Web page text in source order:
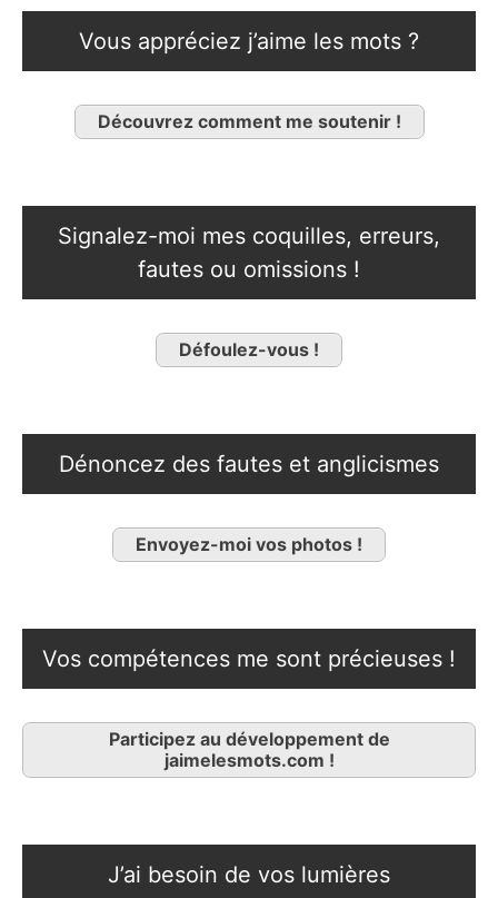
Vous appréciez j’aime les mots ?
Découvrez comment me soutenir !
Signalez-moi mes coquilles, erreurs,
fautes ou omissions !
Défoulez-vous !
Dénoncez des fautes et anglicismes
Envoyez-moi vos photos !
Vos compétences me sont précieuses !
Participez au développement de
jaimelesmots.com !
J’ai besoin de vos lumières